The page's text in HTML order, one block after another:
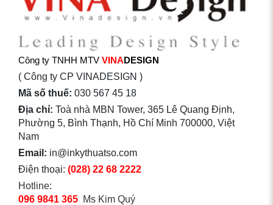
Công ty TNHH MTV VINADESIGN
( Công ty CP VINADESIGN )
Mã số thuế: 030 567 45 18
Địa chỉ: Toà nhà MBN Tower, 365 Lê Quang Định,
Phường 5, Bình Thạnh, Hồ Chí Minh 700000, Việt
Nam
Email: in@inkythuatso.com
Điện thoại: (028) 22 68 2222
Hotline:
096 9841 365 Ms Kim Quý